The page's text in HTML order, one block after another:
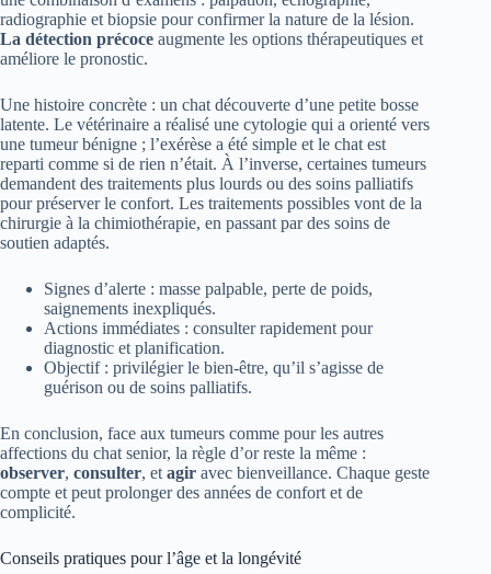
radiographie et biopsie pour confirmer la nature de la lésion.
La détection précoce augmente les options thérapeutiques et
améliore le pronostic.
Une histoire concrète : un chat découverte d’une petite bosse
latente. Le vétérinaire a réalisé une cytologie qui a orienté vers
une tumeur bénigne ; l’exérèse a été simple et le chat est
reparti comme si de rien n’était. À l’inverse, certaines tumeurs
demandent des traitements plus lourds ou des soins palliatifs
pour préserver le confort. Les traitements possibles vont de la
chirurgie à la chimiothérapie, en passant par des soins de
soutien adaptés.
Signes d’alerte : masse palpable, perte de poids,
saignements inexpliqués.
Actions immédiates : consulter rapidement pour
diagnostic et planification.
Objectif : privilégier le bien-être, qu’il s’agisse de
guérison ou de soins palliatifs.
En conclusion, face aux tumeurs comme pour les autres
affections du chat senior, la règle d’or reste la même :
observer, consulter, et agir avec bienveillance. Chaque geste
compte et peut prolonger des années de confort et de
complicité.
Conseils pratiques pour l’âge et la longévité